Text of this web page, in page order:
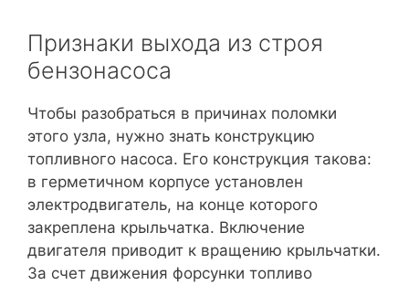
Признаки выхода из строя
бензонасоса
Чтобы разобраться в причинах поломки
этого узла, нужно знать конструкцию
топливного насоса. Его конструкция такова:
в герметичном корпусе установлен
электродвигатель, на конце которого
закреплена крыльчатка. Включение
двигателя приводит к вращению крыльчатки.
За счет движения форсунки топливо